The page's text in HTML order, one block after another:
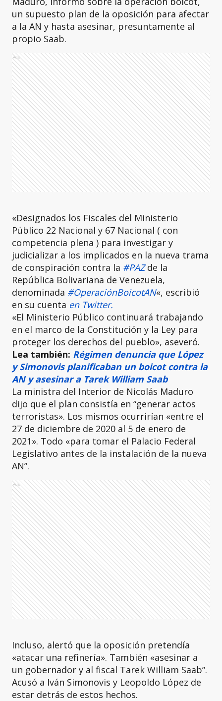
un supuesto plan de la oposición para afectar
a la AN y hasta asesinar, presuntamente al
propio Saab.
Ads
«Designados los Fiscales del Ministerio
Público 22 Nacional y 67 Nacional ( con
competencia plena ) para investigar y
judicializar a los implicados en la nueva trama
de conspiración contra la #PAZde la
República Bolivariana de Venezuela,
denominada #OperaciónBoicotAN«, escribió
en su cuenta en Twitter.
«El Ministerio Público continuará trabajando
en el marco de la Constitución y la Ley para
proteger los derechos del pueblo», aseveró.
Lea también: Régimen denuncia que López
y Simonovis planificaban un boicot contra la
AN y asesinar a Tarek William Saab
La ministra del Interior de Nicolás Maduro
dijo que el plan consistía en “generar actos
terroristas». Los mismos ocurrirían «entre el
27 de diciembre de 2020 al 5 de enero de
2021». Todo «para tomar el Palacio Federal
Legislativo antes de la instalación de la nueva
AN”.
Ads
Incluso, alertó que la oposición pretendía
«atacar una refinería». También «asesinar a
un gobernador y al fiscal Tarek William Saab”.
Acusó a Iván Simonovis y Leopoldo López de
estar detrás de estos hechos.